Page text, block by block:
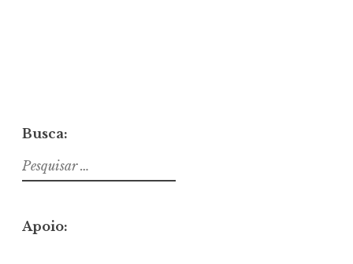
Busca:
Pesquisar
por:
Apoio: